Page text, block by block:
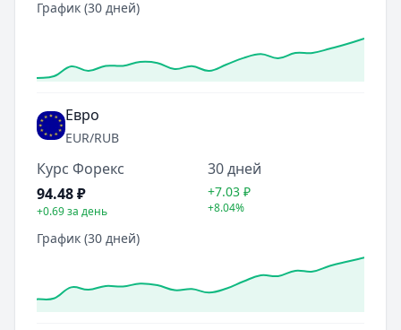
График (30 дней)
Евро
EUR/RUB
Курс Форекс
94.48₽
+0.69за день
30 дней
+7.03 ₽
+8.04%
График (30 дней)